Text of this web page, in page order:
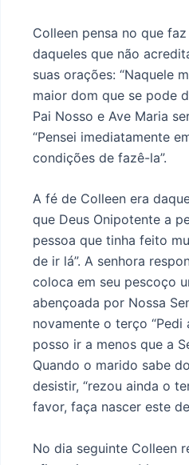
Colleen pensa no que
daqueles que não
suas orações: “Naquele
maior dom que se pode
Pai Nosso e Ave Maria
“Pensei imediatamente
condições de fazê-la”.
A fé de Colleen era
que Deus Onipotente a
pessoa que tinha feito
de ir lá”. A senhora
coloca em seu pescoço
abençoada por Nossa
novamente o terço
posso ir a menos que a
Quando o marido sabe
desistir, “rezou ainda o
favor, faça nascer este
No dia seguinte Colleen